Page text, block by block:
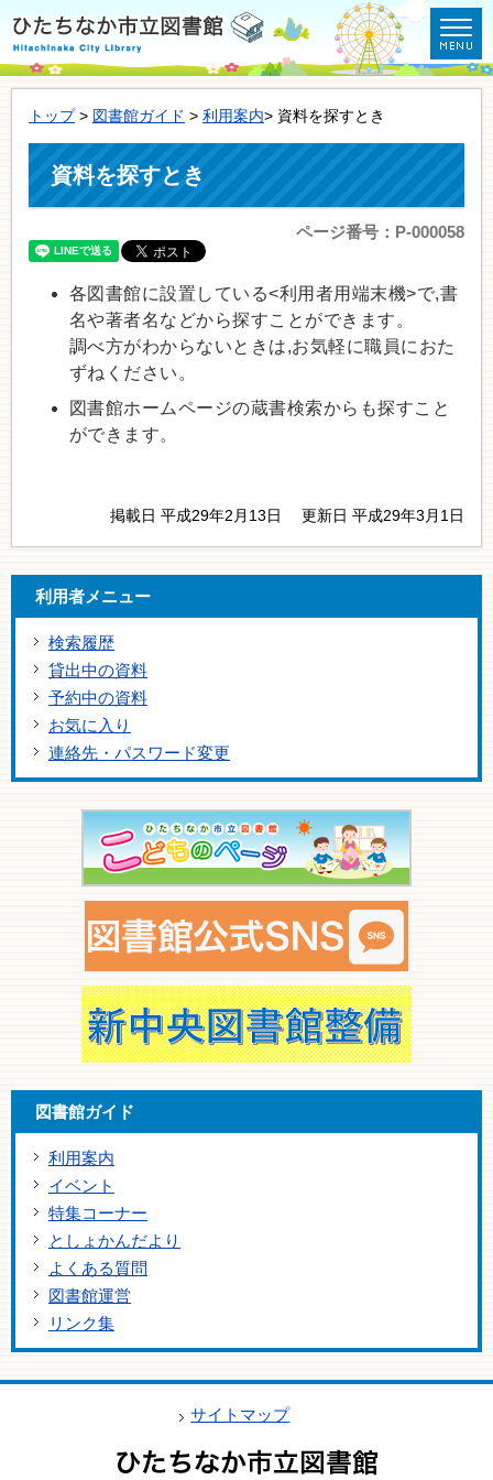
トップ> 図書館ガイド > 利用案内> 資料を探すとき
資料を探すとき
ページ番号：P-000058
各図書館に設置している<利用者用端末機>で,書
名や著者名などから探すことができます。
調べ方がわからないときは,お気軽に職員におた
ずねください。
図書館ホームページの蔵書検索からも探すこと
ができます。
掲載日 平成29年2月13日 更新日 平成29年3月1日
利用者メニュー
検索履歴
貸出中の資料
予約中の資料
お気に入り
連絡先・パスワード変更
図書館ガイド
利用案内
イベント
特集コーナー
としょかんだより
よくある質問
図書館運営
リンク集
サイトマップ